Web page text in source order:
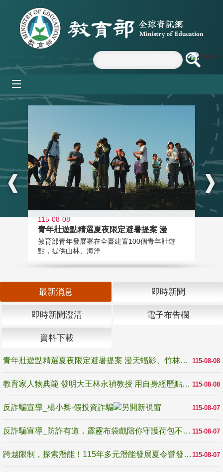
跳到主要內容區塊
:::
115-08-08
青年壯遊點精選夏夜限定避暑提案 漫
教育部青年發展署在全臺建置100個青年壯遊
點，提供山林、海洋...
最新消息 即時新聞
即時新聞澄清 電子布告欄
資料下載
115-08-08
青年壯遊點精選夏夜限定避暑提案 漫天蝠影、竹林尋蛙、茶香夜觀 邀青年暮色出發
115-08-08
教育家人物典範 發明大王林永禎教授 用自身經歷點亮學生的路
115-08-07
反詐騙宣導_楊小黎-假投資詐騙
115-08-07
反詐騙宣導_防詐有道，霹靂布袋戲陪你守護荷包不受騙
115-08-07
跨越限制，探索潛能！115年多元潛能發展夏令營發掘生命無限可能